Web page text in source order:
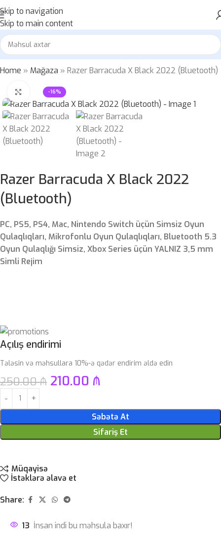
Skip to navigation
Skip to main content
Home » Mağaza » Razer Barracuda X Black 2022 (Bluetooth)
-16%
Böyütmək üçün klikləyin
Razer Barracuda X Black 2022
(Bluetooth)
PC, PS5, PS4, Mac, Nintendo Switch üçün Simsiz Oyun
Qulaqlıqları, Mikrofonlu Oyun Qulaqlıqları, Bluetooth 5.3
Oyun Qulaqlığı Simsiz, Xbox Series üçün YALNIZ 3,5 mm
Simli Rejim
Açılış endirimi
Tələsin və məhsullara 10%-ə qədər endirim əldə edin
250.00₼ 210.00 ₼
Səbətə At
Sifariş Et
Müqayisə
İstəklərə əlavə et
Share:
13 İnsan indi bu məhsula baxır!